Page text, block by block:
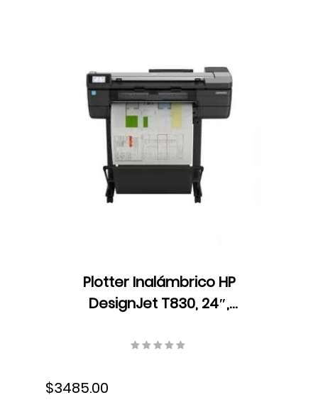
Plotter Inalámbrico HP
DesignJet T830, 24″,
pulg./seg., Resolución 2400 x
Tinta, F9A28D#B1K
$3485.00